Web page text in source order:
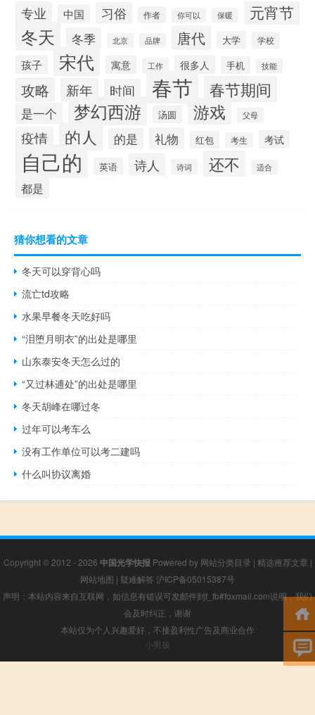
专业 中国 习俗 作者 你可以 保暖 元宵节
冬天 冬季 北京 品牌 唐代 大学 学校
孩子 宋代 寓意 工作 很多人 手机 技能
攻略 新年 时间 春节 春节期间
是一个 梦幻西游 汤圆 游戏 父母
疫情 的人 的是 礼物 红包 考生 考试
自己的 英语 诗人 诗词 还不 适合
都是
猜你想看的文章
冬天可以穿背心吗
流亡td攻略
水果早餐冬天吃好吗
“泪堕月明衣”的出处是哪里
山东泰安冬天怎么过的
“又过林逋处”的出处是哪里
冬天胡峰在哪过冬
过年可以考车么
没有工作单位可以考二建吗
什么叫协议离婚
Copyright © 2012 - 2026 中国光学快报 Powered by 网站分类目录 | 精选推荐文章 |
网站地图 | 疑难解答 沪ICP备05015387号
声明：本站内容来自互联网，如信息有错误可发邮件到f_fb#foxmail.com说明，我们
会及时纠正，谢谢
本站仅为个人兴趣爱好，不接盈利性广告及商业合作
小男孩